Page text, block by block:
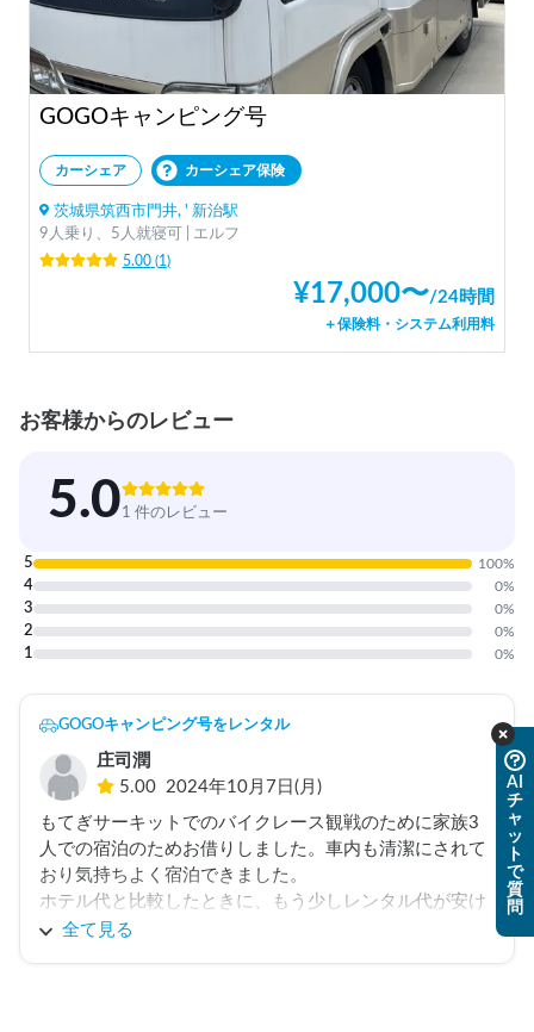
GOGOキャンピング号
カーシェア カーシェア保険
茨城県筑西市門井, ' 新治駅
9人乗り、5人就寝可 | エルフ
5.00(1)
¥17,000〜/24時間
＋保険料・システム利用料
お客様からのレビュー
5.01 件のレビュー
5 100%
4 0%
3 0%
2 0%
1 0%
GOGOキャンピング号をレンタル
庄司潤
5.00 2024年10月7日(月)
もてぎサーキットでのバイクレース観戦のために家族3
人での宿泊のためお借りしました。車内も清潔にされて
おり気持ちよく宿泊できました。
ホテル代と比較したときに、もう少しレンタル代が安け
れば繰り返し借りてみたいと思いました。ありがとうご
全て見る
AI
チ
ャ
ッ
ト
で
質
問